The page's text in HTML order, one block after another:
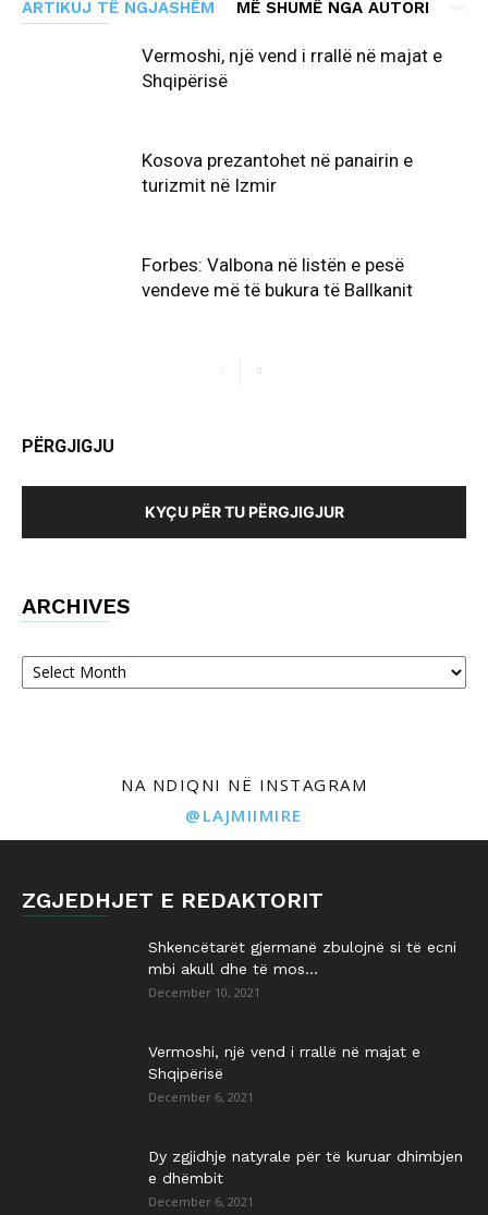
ARTIKUJ TË NGJASHËM MË SHUMË NGA AUTORI
Vermoshi, një vend i rrallë në majat e
Shqipërisë
Kosova prezantohet në panairin e
turizmit në Izmir
Forbes: Valbona në listën e pesë
vendeve më të bukura të Ballkanit
PËRGJIGJU
KYÇU PËR TU PËRGJIGJUR
ARCHIVES
Archives
NA NDIQNI NË INSTAGRAM
@LAJMIIMIRE
ZGJEDHJET E REDAKTORIT
Shkencëtarët gjermanë zbulojnë si të ecni
mbi akull dhe të mos...
December 10, 2021
Vermoshi, një vend i rrallë në majat e
Shqipërisë
December 6, 2021
Dy zgjidhje natyrale për të kuruar dhimbjen
e dhëmbit
December 6, 2021